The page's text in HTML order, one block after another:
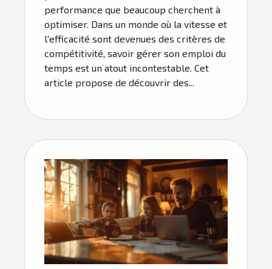
performance que beaucoup cherchent à
optimiser. Dans un monde où la vitesse et
l'efficacité sont devenues des critères de
compétitivité, savoir gérer son emploi du
temps est un atout incontestable. Cet
article propose de découvrir des...